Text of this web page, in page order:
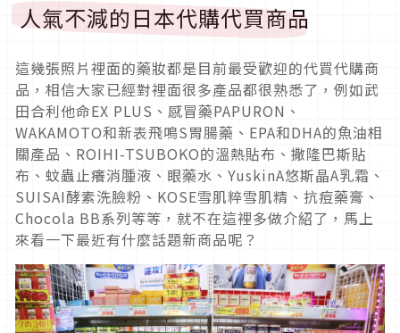
人氣不減的日本代購代買商品
這幾張照片裡面的藥妝都是目前最受歡迎的代買代購商
品，相信大家已經對裡面很多產品都很熟悉了，例如武
田合利他命EX PLUS、感冒藥PAPURON、
WAKAMOTO和新表飛鳴S胃腸藥、EPA和DHA的魚油相
關產品、ROIHI-TSUBOKO的溫熱貼布、撒隆巴斯貼
布、蚊蟲止癢消腫液、眼藥水、YuskinA悠斯晶A乳霜、
SUISAI酵素洗臉粉、KOSE雪肌粹雪肌精、抗痘藥膏、
Chocola BB系列等等，就不在這裡多做介紹了，馬上
來看一下最近有什麼話題新商品呢？